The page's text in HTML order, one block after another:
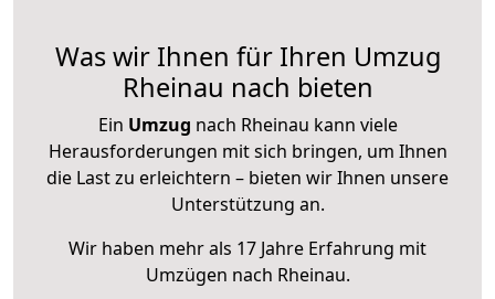
Was wir Ihnen für Ihren Umzug
Rheinau nach bieten
Ein Umzug nach Rheinau kann viele
Herausforderungen mit sich bringen, um Ihnen
die Last zu erleichtern – bieten wir Ihnen unsere
Unterstützung an.
Wir haben mehr als 17 Jahre Erfahrung mit
Umzügen nach Rheinau.